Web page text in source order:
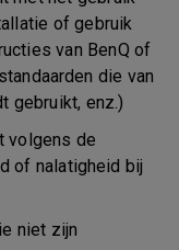
of gebruik
van BenQ of
die van
gebruikt, enz.)
volgens de
of nalatigheid bij
niet zijn